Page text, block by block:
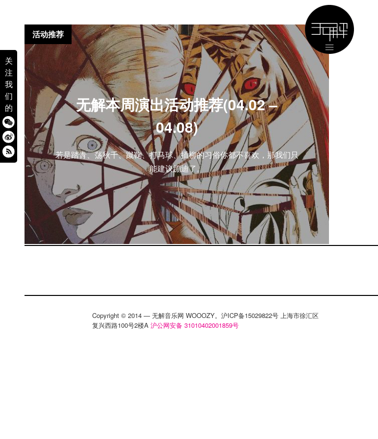
关
注
我
们
的
无解本周演出活动推荐(04.02 –
04.08)
若是踏青、荡秋千、蹴鞠、打马球、插柳的习俗你都不喜欢，那我们只
能建议蹦迪了。
活动推荐
Copyright © 2014 — 无解音乐网 WOOOZY。沪ICP备15029822号 上海市徐汇区
复兴西路100号2楼A 沪公网安备 31010402001859号